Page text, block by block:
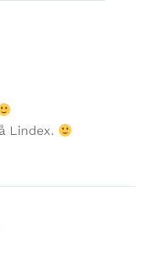
Lindex.